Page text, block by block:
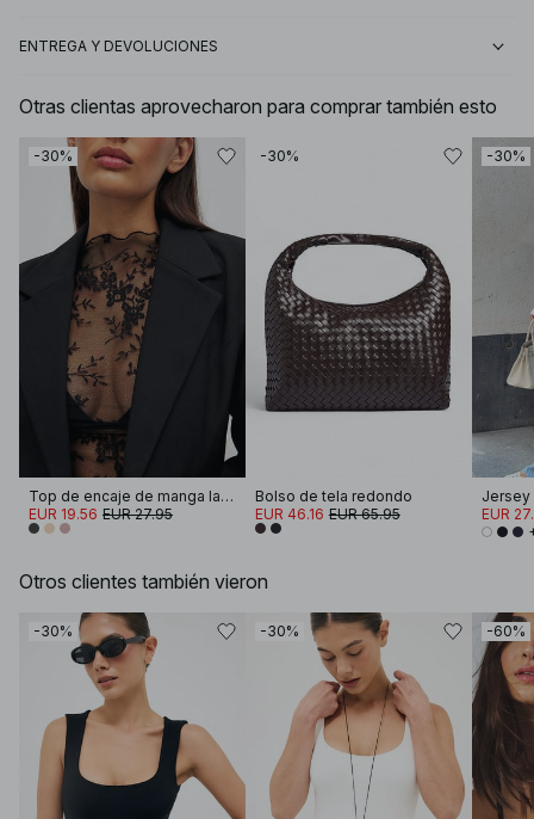
ENTREGA Y DEVOLUCIONES
Otras clientas aprovecharon para comprar también esto
-30%
Top de encaje de manga larga
EUR 19.56 EUR 27.95
-30%
Bolso de tela redondo
EUR 46.16 EUR 65.95
-30%
EUR
Otros clientes también vieron
-30% -30% -60%